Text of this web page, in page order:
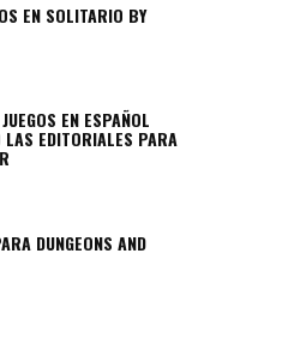
EN SOLITARIO BY
EN ESPAÑOL
LAS EDITORIALES PARA
DUNGEONS AND